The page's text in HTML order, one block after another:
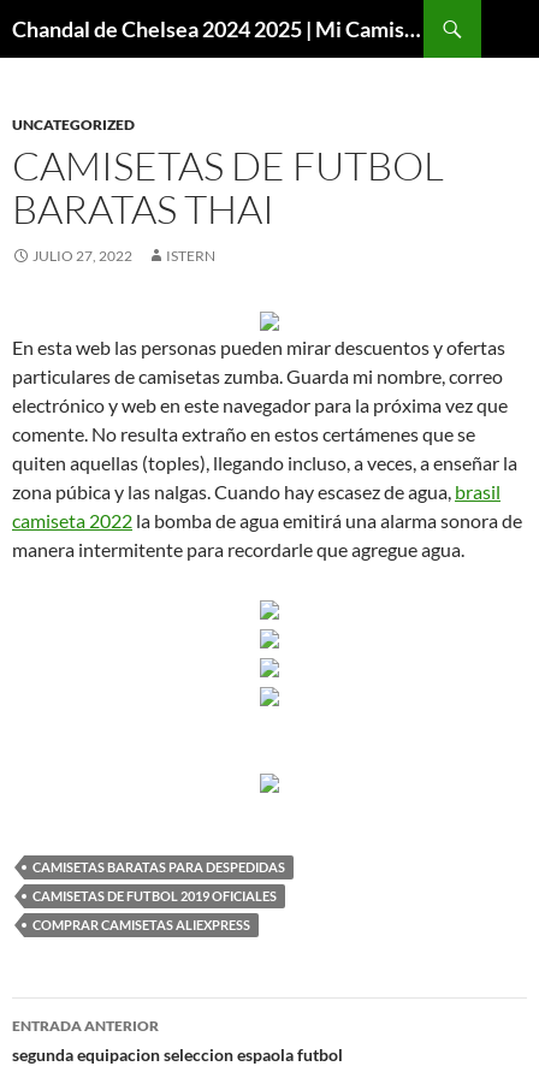
Chandal de Chelsea 2024 2025 | Mi Camiseta Futbol
UNCATEGORIZED
CAMISETAS DE FUTBOL
BARATAS THAI
JULIO 27, 2022 ISTERN
En esta web las personas pueden mirar descuentos y ofertas
particulares de camisetas zumba. Guarda mi nombre, correo
electrónico y web en este navegador para la próxima vez que
comente. No resulta extraño en estos certámenes que se
quiten aquellas (toples), llegando incluso, a veces, a enseñar la
zona púbica y las nalgas. Cuando hay escasez de agua, brasil
camiseta 2022 la bomba de agua emitirá una alarma sonora de
manera intermitente para recordarle que agregue agua.
CAMISETAS BARATAS PARA DESPEDIDAS
CAMISETAS DE FUTBOL 2019 OFICIALES
COMPRAR CAMISETAS ALIEXPRESS
Navegación
de
ENTRADA ANTERIOR
segunda equipacion seleccion espaola futbol